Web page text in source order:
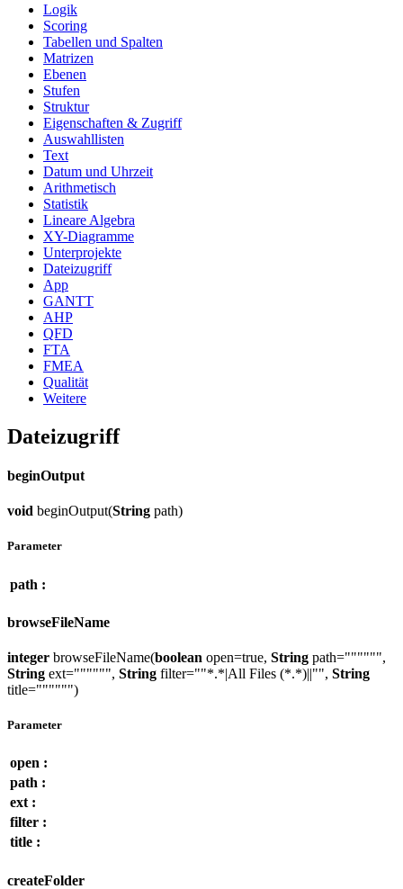
Logik
Scoring
Tabellen und Spalten
Matrizen
Ebenen
Stufen
Struktur
Eigenschaften & Zugriff
Auswahllisten
Text
Datum und Uhrzeit
Arithmetisch
Statistik
Lineare Algebra
XY-Diagramme
Unterprojekte
Dateizugriff
App
GANTT
AHP
QFD
FTA
FMEA
Qualität
Weitere
Dateizugriff
beginOutput
void beginOutput(String path)
Parameter
path :
browseFileName
integer browseFileName(boolean open=true, String path="""""",
String ext="""""", String filter=""*.*|All Files (*.*)||"", String
title="""""")
Parameter
open :
path :
ext :
filter :
title :
createFolder